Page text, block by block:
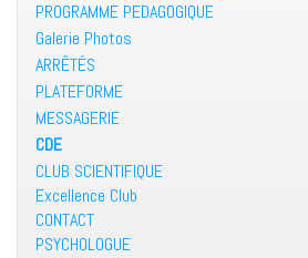
PROGRAMME PEDAGOGIQUE
Galerie Photos
ARRÊTÉS
PLATEFORME
MESSAGERIE
CDE
CLUB SCIENTIFIQUE
Excellence Club
CONTACT
PSYCHOLOGUE